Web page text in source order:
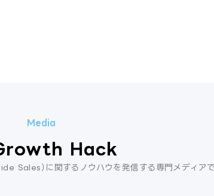
Hack
Sales）に関するノウハウを発信する専門メディアで